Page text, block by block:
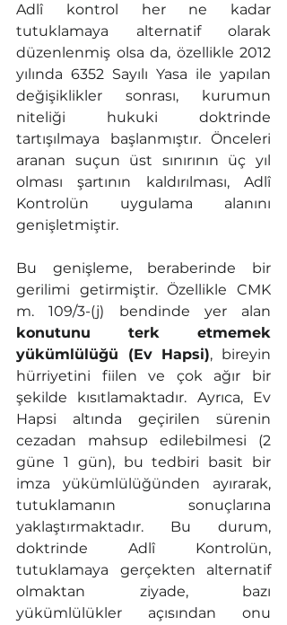
Adlî kontrol her ne kadar
tutuklamaya alternatif olarak
düzenlenmiş olsa da, özellikle 2012
yılında 6352 Sayılı Yasa ile yapılan
değişiklikler sonrası, kurumun
niteliği hukuki doktrinde
tartışılmaya başlanmıştır. Önceleri
aranan suçun üst sınırının üç yıl
olması şartının kaldırılması, Adlî
Kontrolün uygulama alanını
genişletmiştir.
Bu genişleme, beraberinde bir
gerilimi getirmiştir. Özellikle CMK
konutunu terk etmemek
yükümlülüğü (Ev Hapsi), bireyin
hürriyetini fiilen ve çok ağır bir
şekilde kısıtlamaktadır. Ayrıca, Ev
Hapsi altında geçirilen sürenin
cezadan mahsup edilebilmesi (2
güne 1 gün), bu tedbiri basit bir
imza yükümlülüğünden ayırarak,
tutuklamanın sonuçlarına
yaklaştırmaktadır. Bu durum,
doktrinde Adlî Kontrolün,
tutuklamaya gerçekten alternatif
olmaktan ziyade, bazı
yükümlülükler açısından onu